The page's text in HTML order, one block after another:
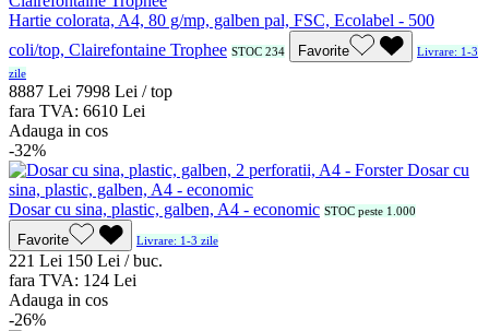
Hartie colorata, A4, 80 g/mp, galben pal, FSC, Ecolabel - 500
coli/top, Clairefontaine Trophee STOC 234 Favorite
Livrare: 1-3
zile
8887 Lei 7998 Lei / top
fara TVA: 6610 Lei
Adauga in cos
-32%
Dosar cu sina, plastic, galben, A4 - economic STOC peste 1.000
Favorite Livrare: 1-3 zile
221 Lei 1 50 Lei / buc.
fara TVA: 1 24 Lei
Adauga in cos
-26%